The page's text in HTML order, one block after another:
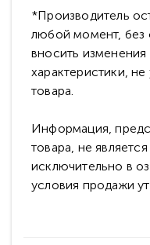
*Производитель
любой момент, без
вносить
характеристики,
товара.
Информация,
товара, не
исключительно в
условия продажи